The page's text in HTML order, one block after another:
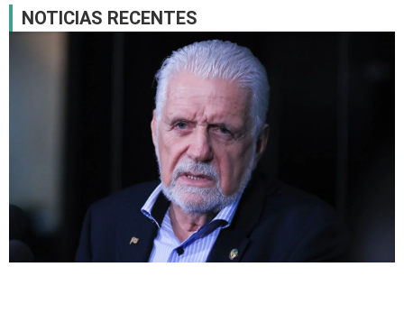
NOTICIAS RECENTES